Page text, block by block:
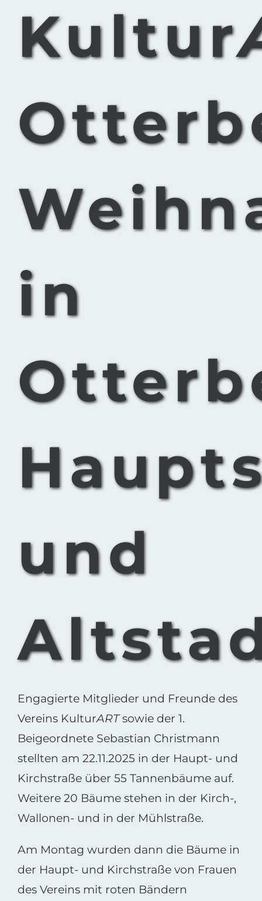
Kultur
in
und
Engagierte Mitglieder und Freunde des
Vereins KulturARTsowie der 1.
Beigeordnete Sebastian Christmann
stellten am 22.11.2025 in der Haupt- und
Kirchstraße über 55 Tannenbäume auf.
Weitere 20 Bäume stehen in der Kirch-,
Wallonen- und in der Mühlstraße.
Am Montag wurden dann die Bäume in
der Haupt- und Kirchstraße von Frauen
des Vereins mit roten Bändern